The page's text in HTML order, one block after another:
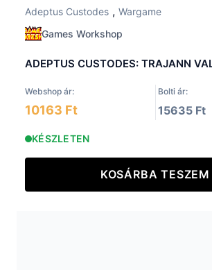
Adeptus Custodes , Wargame
Games Workshop
ADEPTUS CUSTODES: TRAJANN
Webshop ár: Bolti ár:
10163 Ft 15635 Ft
KÉSZLETEN
KOSÁRBA TESZEM